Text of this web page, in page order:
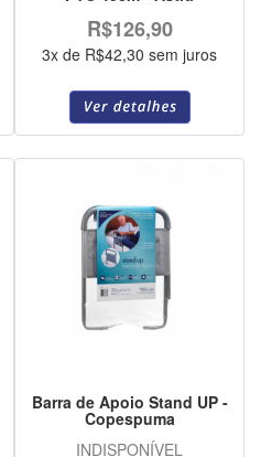
R$126,90
3x de R$42,30 sem juros
Barra de Apoio Stand UP -
Copespuma
INDISPONÍVEL